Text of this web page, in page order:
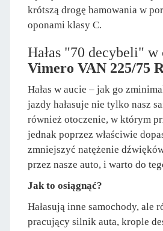
krótszą drogę hamowania w
oponami klasy C.
Hałas "70 decybeli" w
Vimero VAN 225/75
Hałas w aucie – jak go
jazdy hałasuje nie tylko nasz
również otoczenie, w którym
jednak poprzez właściwie
zmniejszyć natężenie
przez nasze auto, i warto do
Jak to osiągnąć?
Hałasują inne samochody, ale
pracujący silnik auta, krople